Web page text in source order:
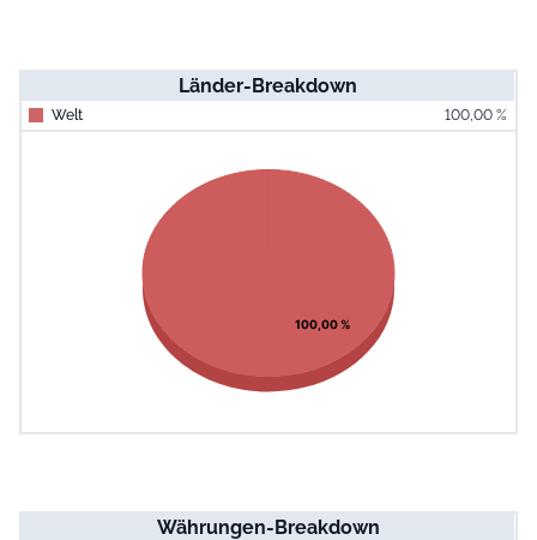
Länder-Breakdown
Welt 100,00 %
Pie chart with 1 slice.
View as data table, Chart
100,00 %
Währungen-Breakdown